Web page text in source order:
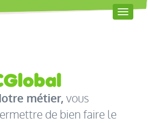
Toggle
métier,vous
de bien faire le